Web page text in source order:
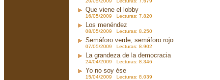
Que viene el lobby
16/05/2009 Lecturas: 7.820
Los menéndez
08/05/2009 Lecturas: 8.250
Semáforo verde, semáforo rojo
07/05/2009 Lecturas: 8.902
La grandeza de la democracia
24/04/2009 Lecturas: 8.346
Yo no soy ése
15/04/2009 Lecturas: 8.039